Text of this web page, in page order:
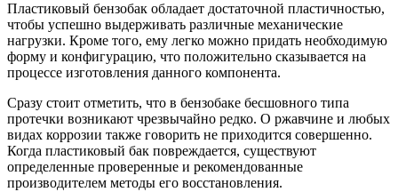
Пластиковый бензобак обладает достаточной пластичностью,
чтобы успешно выдерживать различные механические
нагрузки. Кроме того, ему легко можно придать необходимую
форму и конфигурацию, что положительно сказывается на
процессе изготовления данного компонента.
Сразу стоит отметить, что в бензобаке бесшовного типа
протечки возникают чрезвычайно редко. О ржавчине и любых
видах коррозии также говорить не приходится совершенно.
Когда пластиковый бак повреждается, существуют
определенные проверенные и рекомендованные
производителем методы его восстановления.